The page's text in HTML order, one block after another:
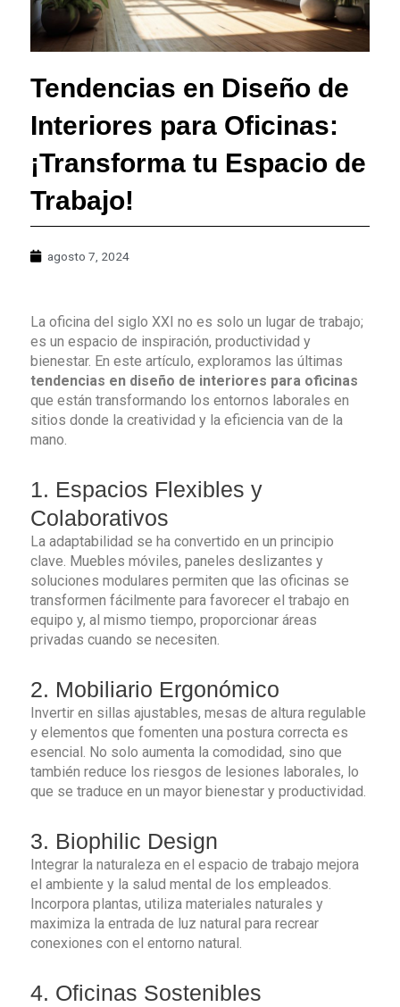
Tendencias en Diseño de
Interiores para Oficinas:
¡Transforma tu Espacio de
Trabajo!
agosto 7, 2024
La oficina del siglo XXI no es solo un lugar de trabajo;
es un espacio de inspiración, productividad y
bienestar. En este artículo, exploramos las últimas
tendencias en diseño de interiores para oficinas
que están transformando los entornos laborales en
sitios donde la creatividad y la eficiencia van de la
mano.
1. Espacios Flexibles y
Colaborativos
La adaptabilidad se ha convertido en un principio
clave. Muebles móviles, paneles deslizantes y
soluciones modulares permiten que las oficinas se
transformen fácilmente para favorecer el trabajo en
equipo y, al mismo tiempo, proporcionar áreas
privadas cuando se necesiten.
2. Mobiliario Ergonómico
Invertir en sillas ajustables, mesas de altura regulable
y elementos que fomenten una postura correcta es
esencial. No solo aumenta la comodidad, sino que
también reduce los riesgos de lesiones laborales, lo
que se traduce en un mayor bienestar y productividad.
3. Biophilic Design
Integrar la naturaleza en el espacio de trabajo mejora
el ambiente y la salud mental de los empleados.
Incorpora plantas, utiliza materiales naturales y
maximiza la entrada de luz natural para recrear
conexiones con el entorno natural.
4. Oficinas Sostenibles